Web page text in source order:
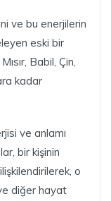
ve bu enerjilerin
eski bir
Babil, Çin,
kadar
ve anlamı
bir kişinin
o
diğer hayat